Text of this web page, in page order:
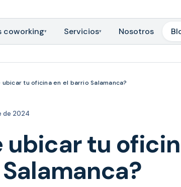
coworking▾ Servicios▾ Nosotros
ubicar tu oficina en el barrio Salamanca?
de 2024
ubicar tu